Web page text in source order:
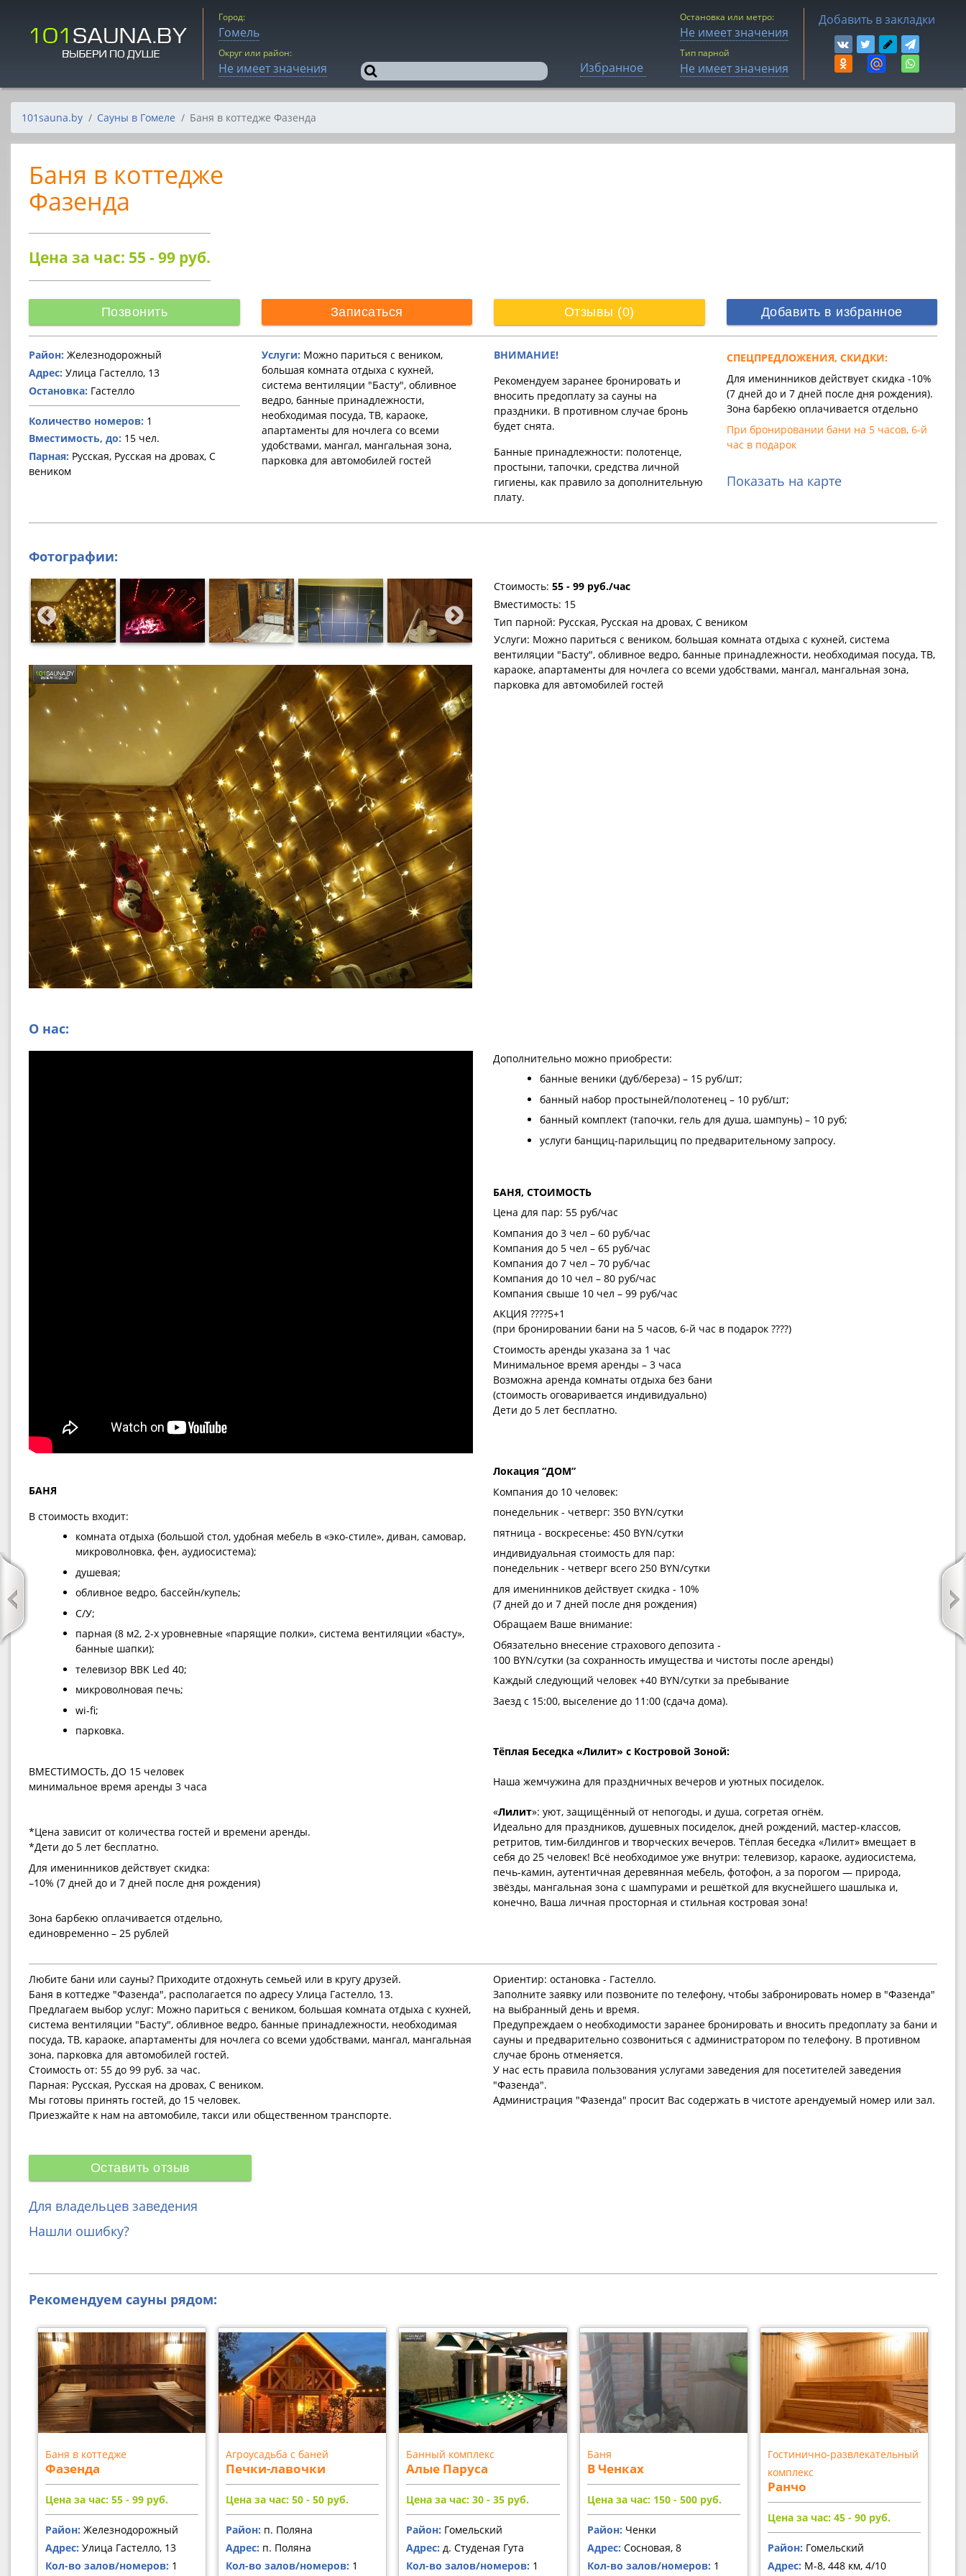
Город:
Гомель
Округ или район:
Не имеет значения Избранное
Остановка или метро:
Не имеет значения
Тип парной
Не имеет значения
Добавить в закладки
101sauna.by Сауны в Гомеле Баня в коттедже Фазенда
Баня в коттедже
Фазенда
Цена за час: 55 - 99 руб.
Позвонить Записаться Отзывы (0) Добавить в избранное
Район: Железнодорожный
Адрес: Улица Гастелло, 13
Остановка: Гастелло
Количество номеров: 1
Вместимость, до: 15 чел.
Парная: Русская, Русская на дровах, С
веником
Услуги: Можно париться с веником,
большая комната отдыха с кухней,
система вентиляции "Басту", обливное
ведро, банные принадлежности,
необходимая посуда, ТВ, караоке,
апартаменты для ночлега со всеми
удобствами, мангал, мангальная зона,
парковка для автомобилей гостей
ВНИМАНИЕ!
Рекомендуем заранее бронировать и
вносить предоплату за cауны на
праздники. В противном случае бронь
будет снята.
Банные принадлежности: полотенце,
простыни, тапочки, средства личной
гигиены, как правило за дополнительную
плату.
СПЕЦПРЕДЛОЖЕНИЯ, СКИДКИ:
Для именинников действует скидка -10%
(7 дней до и 7 дней после дня рождения).
Зона барбекю оплачивается отдельно
При бронировании бани на 5 часов, 6-й
час в подарок
Показать на карте
Фотографии:
Стоимость: 55 - 99 руб./час
Вместимость: 15
Тип парной: Русская, Русская на дровах, С веником
Услуги: Можно париться с веником, большая комната отдыха с кухней, система
вентиляции "Басту", обливное ведро, банные принадлежности, необходимая посуда, ТВ,
караоке, апартаменты для ночлега со всеми удобствами, мангал, мангальная зона,
парковка для автомобилей гостей
О нас:
БАНЯ
В стоимость входит:
комната отдыха (большой стол, удобная мебель в «эко-стиле», диван, самовар,
микроволновка, фен, аудиосистема);
душевая;
обливное ведро, бассейн/купель;
С/У;
парная (8 м2, 2-х уровневные «парящие полки», система вентиляции «басту»,
банные шапки);
телевизор BBK Led 40;
микроволновая печь;
wi-fi;
парковка.
ВМЕСТИМОСТЬ, ДО 15 человек
минимальное время аренды 3 часа
*Цена зависит от количества гостей и времени аренды.
*Дети до 5 лет бесплатно.
Для именинников действует скидка:
–10% (7 дней до и 7 дней после дня рождения)
Зона барбекю оплачивается отдельно,
единовременно – 25 рублей
Дополнительно можно приобрести:
банные веники (дуб/береза) – 15 руб/шт;
банный набор простыней/полотенец – 10 руб/шт;
банный комплект (тапочки, гель для душа, шампунь) – 10 руб;
услуги банщиц-парильщиц по предварительному запросу.
БАНЯ, СТОИМОСТЬ
Цена для пар: 55 руб/час
Компания до 3 чел – 60 руб/час
Компания до 5 чел – 65 руб/час
Компания до 7 чел – 70 руб/час
Компания до 10 чел – 80 руб/час
Компания свыше 10 чел – 99 руб/час
АКЦИЯ ????5+1
(при бронировании бани на 5 часов, 6-й час в подарок ????)
Стоимость аренды указана за 1 час
Минимальное время аренды – 3 часа
Возможна аренда комнаты отдыха без бани
(стоимость оговаривается индивидуально)
Дети до 5 лет бесплатно.
Локация “ДОМ”
Компания до 10 человек:
понедельник - четверг: 350 BYN/сутки
пятница - воскресенье: 450 BYN/сутки
индивидуальная стоимость для пар:
понедельник - четверг всего 250 BYN/сутки
для именинников действует скидка - 10%
(7 дней до и 7 дней после дня рождения)
Обращаем Ваше внимание:
Обязательно внесение страхового депозита -
100 BYN/сутки (за сохранность имущества и чистоты после аренды)
Каждый следующий человек +40 BYN/сутки за пребывание
Заезд с 15:00, выселение до 11:00 (сдача дома).
Тёплая Беседка «Лилит» с Костровой Зоной:
Наша жемчужина для праздничных вечеров и уютных посиделок.
«Лилит»: уют, защищённый от непогоды, и душа, согретая огнём.
Идеально для праздников, душевных посиделок, дней рождений, мастер-классов,
ретритов, тим-билдингов и творческих вечеров. Тёплая беседка «Лилит» вмещает в
себя до 25 человек! Всё необходимое уже внутри: телевизор, караоке, аудиосистема,
печь-камин, аутентичная деревянная мебель, фотофон, а за порогом — природа,
звёзды, мангальная зона с шампурами и решёткой для вкуснейшего шашлыка и,
конечно, Ваша личная просторная и стильная костровая зона!
Любите бани или сауны? Приходите отдохнуть семьей или в кругу друзей.
Баня в коттедже "Фазенда", располагается по адресу Улица Гастелло, 13.
Предлагаем выбор услуг: Можно париться с веником, большая комната отдыха с кухней,
система вентиляции "Басту", обливное ведро, банные принадлежности, необходимая
посуда, ТВ, караоке, апартаменты для ночлега со всеми удобствами, мангал, мангальная
зона, парковка для автомобилей гостей.
Стоимость от: 55 до 99 руб. за час.
Парная: Русская, Русская на дровах, С веником.
Мы готовы принять гостей, до 15 человек.
Приезжайте к нам на автомобиле, такси или общественном транспорте.
Ориентир: остановка - Гастелло.
Заполните заявку или позвоните по телефону, чтобы забронировать номер в "Фазенда"
на выбранный день и время.
Предупреждаем о необходимости заранее бронировать и вносить предоплату за бани и
сауны и предварительно созвониться с администратором по телефону. В противном
случае бронь отменяется.
У нас есть правила пользования услугами заведения для посетителей заведения
"Фазенда".
Администрация "Фазенда" просит Вас содержать в чистоте арендуемый номер или зал.
Оставить отзыв
Для владельцев заведения
Нашли ошибку?
Рекомендуем сауны рядом:
Баня в коттедже
Фазенда
Цена за час: 55 - 99 руб.
Район: Железнодорожный
Адрес: Улица Гастелло, 13
Кол-во залов/номеров: 1
Агроусадьба с баней
Печки-лавочки
Цена за час: 50 - 50 руб.
Район: п. Поляна
Адрес: п. Поляна
Кол-во залов/номеров: 1
Банный комплекс
Алые Паруса
Цена за час: 30 - 35 руб.
Район: Гомельский
Адрес: д. Студеная Гута
Кол-во залов/номеров: 1
Баня
В Ченках
Цена за час: 150 - 500 руб.
Район: Ченки
Адрес: Сосновая, 8
Кол-во залов/номеров: 1
Гостинично-развлекательный
комплекс
Ранчо
Цена за час: 45 - 90 руб.
Район: Гомельский
Адрес: М-8, 448 км, 4/10